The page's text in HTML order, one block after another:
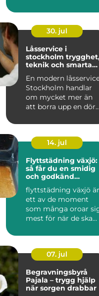
planering...
30. jul
Låsservice i
stockholm trygghet,
teknik och smarta
En modern
Stockholm handlar
om mycket mer än
att borra upp en dörr
försvunn...
14. jul
Flyttstädning växjö:
så får du en smidig
och godkänd
flyttstädning växjö är
ett av de moment
som många oroar
mest för när de ska
07. jul
Begravningsbyrå
Pajala – trygg hjälp
när sorgen drabbar